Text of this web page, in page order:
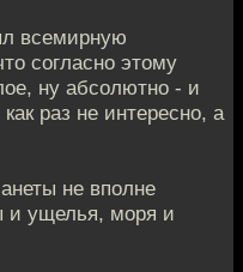
всемирную
согласно этому
ну абсолютно - и
раз не интересно, а
не вполне
и ущелья, моря и